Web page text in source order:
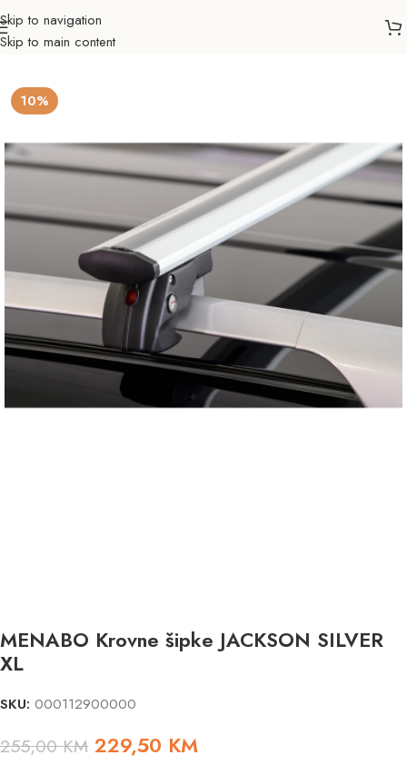
Skip to navigation
Skip to main content
Početna Auto nosači
10%
MENABO Krovne šipke JACKSON SILVER
XL
SKU: 000112900000
255,00KM 229,50 KM